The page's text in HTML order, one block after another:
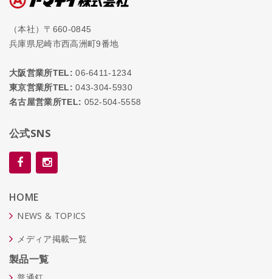
（本社）〒660-0845
兵庫県尼崎市西高洲町9番地
大阪営業所TEL: 06-6411-1234
東京営業所TEL: 043-304-5930
名古屋営業所TEL: 052-504-5558
公式SNS
HOME
NEWS & TOPICS
メディア掲載一覧
製品一覧